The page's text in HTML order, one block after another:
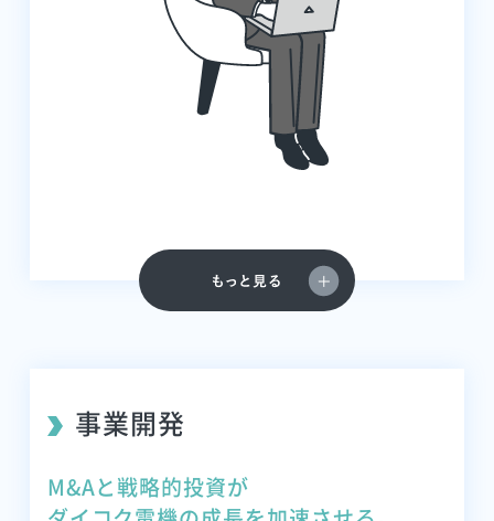
事業開発
M&Aと戦略的投資が